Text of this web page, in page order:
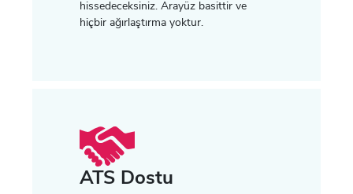
hissedeceksiniz. Arayüz basittir ve
hiçbir ağırlaştırma yoktur.
ATS Dostu